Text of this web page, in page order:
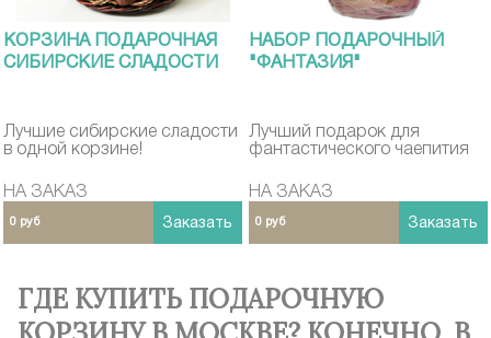
КОРЗИНА ПОДАРОЧНАЯ
СИБИРСКИЕ СЛАДОСТИ
Лучшие сибирские сладости
в одной корзине!
НА ЗАКАЗ
0 руб Заказать
НАБОР ПОДАРОЧНЫЙ
"ФАНТАЗИЯ"
Лучший подарок для
фантастического чаепития
НА ЗАКАЗ
0 руб Заказать
ГДЕ КУПИТЬ ПОДАРОЧНУЮ